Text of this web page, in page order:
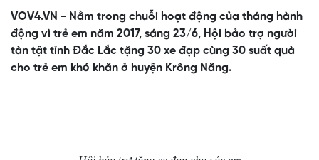
VOV4.VN - Nằm trong chuỗi hoạt động của tháng hành
động vì trẻ em năm 2017, sáng 23/6, Hội bảo trợ người
tàn tật tỉnh Đắc Lắc tặng 30 xe đạp cùng 30 suất quà
cho trẻ em khó khăn ở huyện Krông Năng.